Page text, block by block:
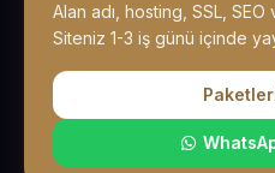
Alan adı, hosting, SSL,
Siteniz 1-3 iş günü içinde